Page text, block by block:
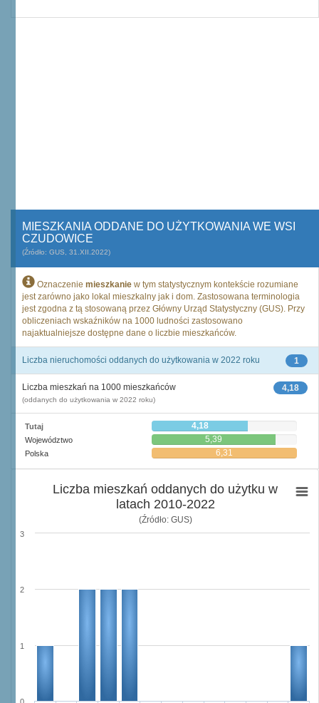
MIESZKANIA ODDANE DO UŻYTKOWANIA WE WSI
CZUDOWICE
(Źródło: GUS, 31.XII.2022)
Oznaczenie mieszkanie w tym statystycznym kontekście rozumiane
jest zarówno jako lokal mieszkalny jak i dom. Zastosowana terminologia
jest zgodna z tą stosowaną przez Główny Urząd Statystyczny (GUS). Przy
obliczeniach wskaźników na 1000 ludności zastosowano
najaktualniejsze dostępne dane o liczbie mieszkańców.
1
Liczba nieruchomości oddanych do użytkowania w 2022 roku
4,18
Liczba mieszkań na 1000 mieszkańców
(oddanych do użytkowania w 2022 roku)
Tutaj 4,18
Województwo 5,39
Polska 6,31
Liczba mieszkań oddanych do użytku w
latach 2010-2022
(Źródło: GUS)
1
2
3